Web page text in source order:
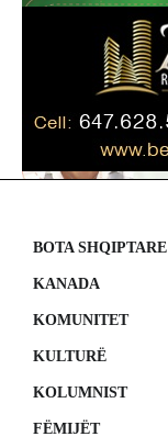
BOTA SHQIPTARE
KANADA
KOMUNITET
KULTURË
KOLUMNIST
FËMIJËT